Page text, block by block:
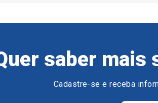
saber mais
Cadastre-se e receba